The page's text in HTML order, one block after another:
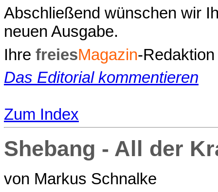
Abschließend wünschen wir
neuen Ausgabe.
Ihre freiesMagazin-Redaktion
Das Editorial kommentieren
Zum Index
Shebang - All der
von Markus Schnalke